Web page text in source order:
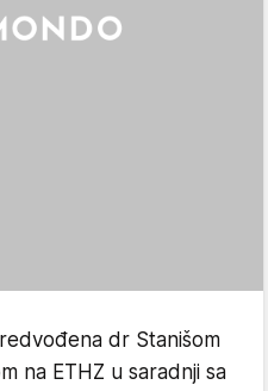
dr Stanišom
na ETHZ u saradnji sa